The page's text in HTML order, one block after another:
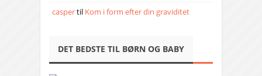
caspertil Kom i form efter din graviditet
DET BEDSTE TIL BØRN OG BABY